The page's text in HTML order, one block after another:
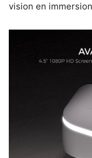
vision en